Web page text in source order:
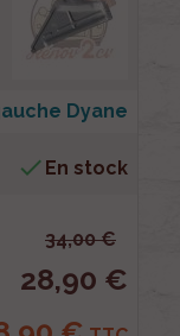
Dyane
 En stock
34,00 €
28,90 €